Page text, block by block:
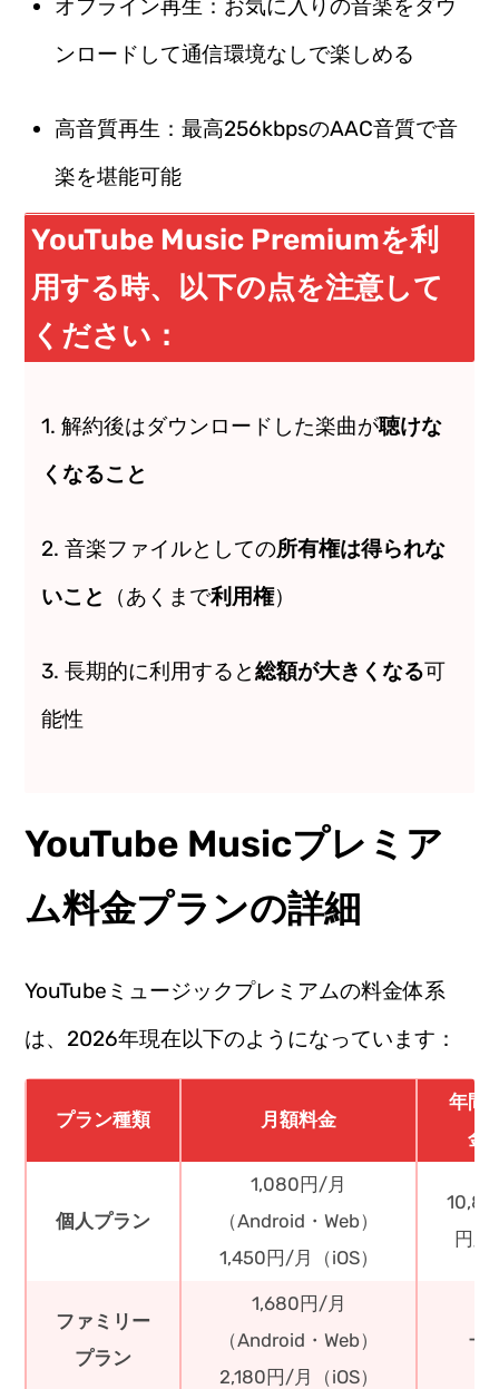
オフライン再生：お気に入りの音楽をダウ
ンロードして通信環境なしで楽しめる
高音質再生：最高256kbpsのAAC音質で音
楽を堪能可能
YouTube Music Premiumを利
用する時、以下の点を注意して
ください：
1. 解約後はダウンロードした楽曲が聴けな
くなること
2. 音楽ファイルとしての所有権は得られな
いこと
（あくまで利用権）
3. 長期的に利用すると総額が大きくなる可
能性
YouTube Musicプレミア
ム料金プランの詳細
YouTubeミュージックプレミアムの料金体系
は、2026年現在以下のようになっています：
プラン種類 月額料金
年間
金
個人プラン
1,080円/月
（Android・Web）
1,450円/月（iOS）
円/
ファミリー
プラン
1,680円/月
（Android・Web）
2,180円/月（iOS）
ー